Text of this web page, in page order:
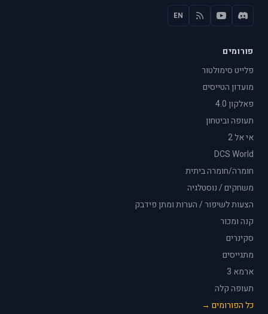
EN
פורומים
פלייט סימולטור
מועדון הטייסים
פאלקון 4.0
תעופה וביטחון
אי אל 2
DCS World
חומרה/חומרה ביתית
משחקים / נוסטלגיה
הצעות לשיפור / הערות ומתן פידבק
קנה ומכור
סקינרים
מתגייסים
ארמא 3
תעופה קלה
כל הפורומים →